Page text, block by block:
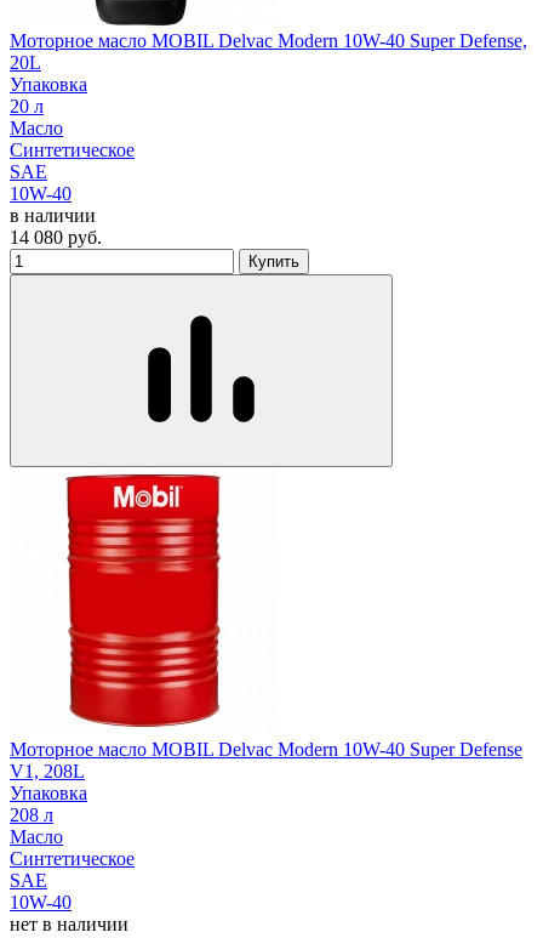
Моторное масло MOBIL Delvac Modern 10W-40 Super Defense,
20L
Упаковка
20 л
Масло
Синтетическое
SAE
10W-40
в наличии
14 080 руб.
Купить
Моторное масло MOBIL Delvac Modern 10W-40 Super Defense
V1, 208L
Упаковка
208 л
Масло
Синтетическое
SAE
10W-40
нет в наличии